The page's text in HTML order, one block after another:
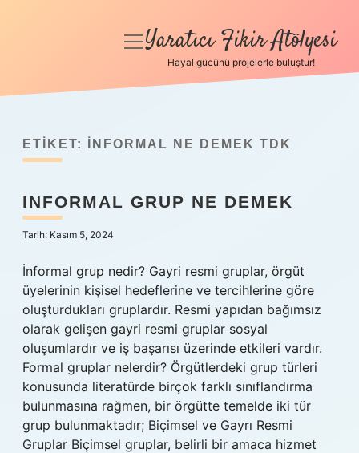
Anasayfa
Yasal Uyarı
Hakkımızda
menüyü
Yaratıcı Fikir Atölyesi
Hayal gücünü projelerle buluştur!
ETIKET: İNFORMAL NE DEMEK TDK
INFORMAL GRUP NE DEMEK
Tarih: Kasım 5, 2024
İnformal grup nedir? Gayri resmi gruplar, örgüt
üyelerinin kişisel hedeflerine ve tercihlerine göre
oluşturdukları gruplardır. Resmi yapıdan bağımsız
olarak gelişen gayri resmi gruplar sosyal
oluşumlardır ve iş başarısı üzerinde etkileri vardır.
Formal gruplar nelerdir? Örgütlerdeki grup türleri
konusunda literatürde birçok farklı sınıflandırma
bulunmasına rağmen, bir örgütte temelde iki tür
grup bulunmaktadır; Biçimsel ve Gayrı Resmi
Gruplar Biçimsel gruplar, belirli bir amaca hizmet